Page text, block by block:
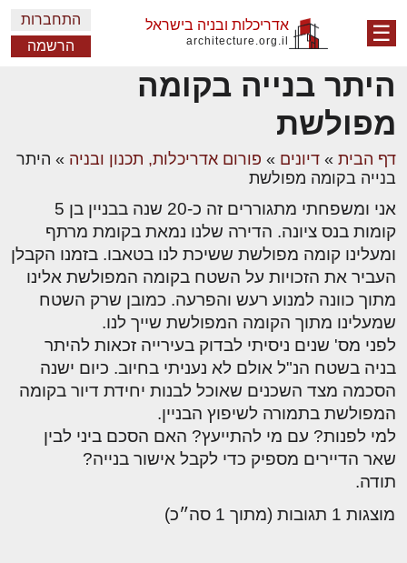
☰ אדריכלות ובניה בישראל
architecture.org.il
התחברות
הרשמה
היתר בנייה בקומה
מפולשת
דף הבית » דיונים » פורום אדריכלות, תכנון ובניה » היתר
בנייה בקומה מפולשת
אני ומשפחתי מתגוררים זה כ-20 שנה בבניין בן 5
קומות בנס ציונה. הדירה שלנו נמאת בקומת מרתף
ומעלינו קומה מפולשת ששיכת לנו בטאבו. בזמנו הקבלן
העביר את הזכויות על השטח בקומה המפולשת אלינו
מתוך כוונה למנוע רעש והפרעה. כמובן שרק השטח
שמעלינו מתוך הקומה המפולשת שייך לנו.
לפני מס' שנים ניסיתי לבדוק בעירייה זכאות להיתר
בניה בשטח הנ"ל אולם לא נעניתי בחיוב. כיום ישנה
הסכמה מצד השכנים שאוכל לבנות יחידת דיור בקומה
המפולשת בתמורה לשיפוץ הבניין.
למי לפנות? עם מי להתייעץ? האם הסכם ביני לבין
שאר הדיירים מספיק כדי לקבל אישור בנייה?
תודה.
מוצגות 1 תגובות (מתוך 1 סה״כ)